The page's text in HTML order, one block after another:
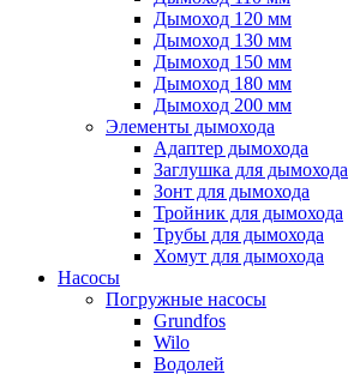
Дымоход 120 мм
Дымоход 130 мм
Дымоход 150 мм
Дымоход 180 мм
Дымоход 200 мм
Элементы дымохода
Адаптер дымохода
Заглушка для дымохода
Зонт для дымохода
Тройник для дымохода
Трубы для дымохода
Хомут для дымохода
Насосы
Погружные насосы
Grundfos
Wilo
Водолей